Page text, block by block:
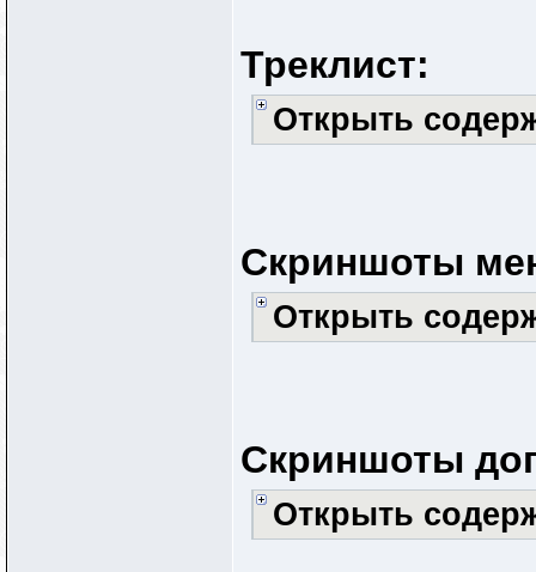
Треклист:
Открыть
Скриншоты
Открыть
Скриншоты
Открыть